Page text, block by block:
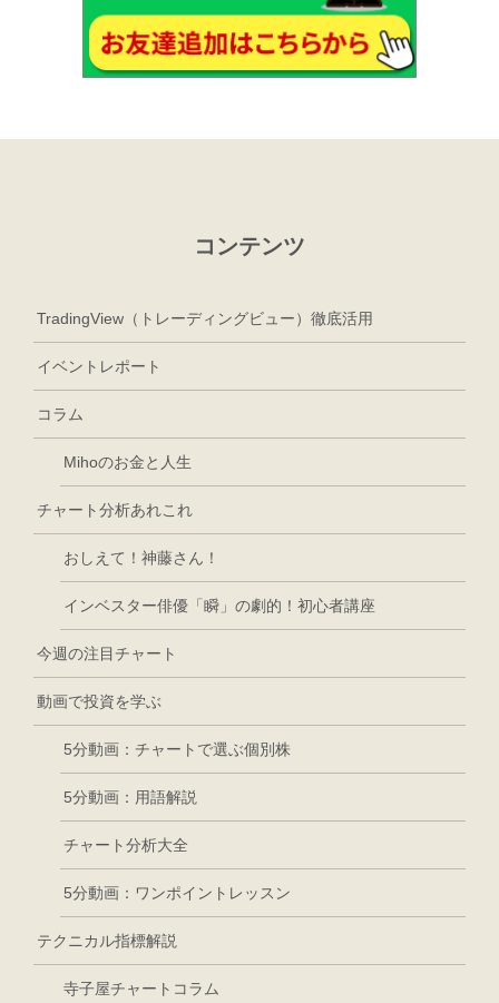
コンテンツ
TradingView（トレーディングビュー）徹底活用
イベントレポート
コラム
Mihoのお金と人生
チャート分析あれこれ
おしえて！神藤さん！
インベスター俳優「瞬」の劇的！初心者講座
今週の注目チャート
動画で投資を学ぶ
5分動画：チャートで選ぶ個別株
5分動画：用語解説
チャート分析大全
5分動画：ワンポイントレッスン
テクニカル指標解説
寺子屋チャートコラム